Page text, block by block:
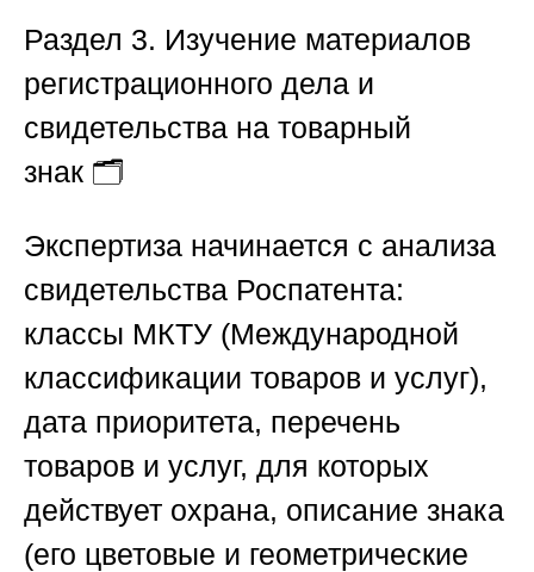
Раздел 3. Изучение материалов
регистрационного дела и
свидетельства на товарный
знак 🗂️
Экспертиза начинается с анализа
свидетельства Роспатента:
классы МКТУ (Международной
классификации товаров и услуг),
дата приоритета, перечень
товаров и услуг, для которых
действует охрана, описание знака
(его цветовые и геометрические